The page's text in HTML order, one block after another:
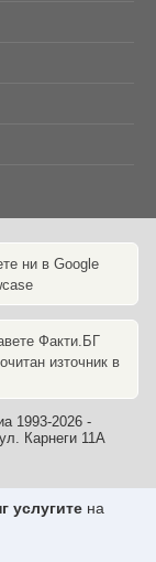
ни в Google
Факти.БГ
източник в
1993-2026 -
Карнеги 11А
услугите на